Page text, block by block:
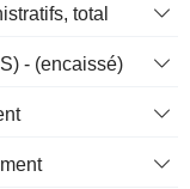
total
- (encaissé)